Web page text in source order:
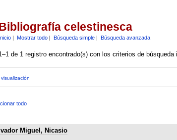
celestinesca
| Mostrar todo| Búsqueda simple| Búsqueda avanzada
de 1 registro encontrado(s) con los criterios de búsqueda
todo
Miguel, Nicasio